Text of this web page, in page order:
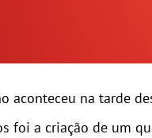
aconteceu na tarde
foi a criação de um